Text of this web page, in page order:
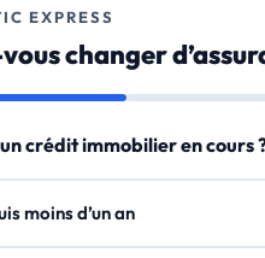
EXPRESS
changer
crédit immobilier en cours
moins d’un an